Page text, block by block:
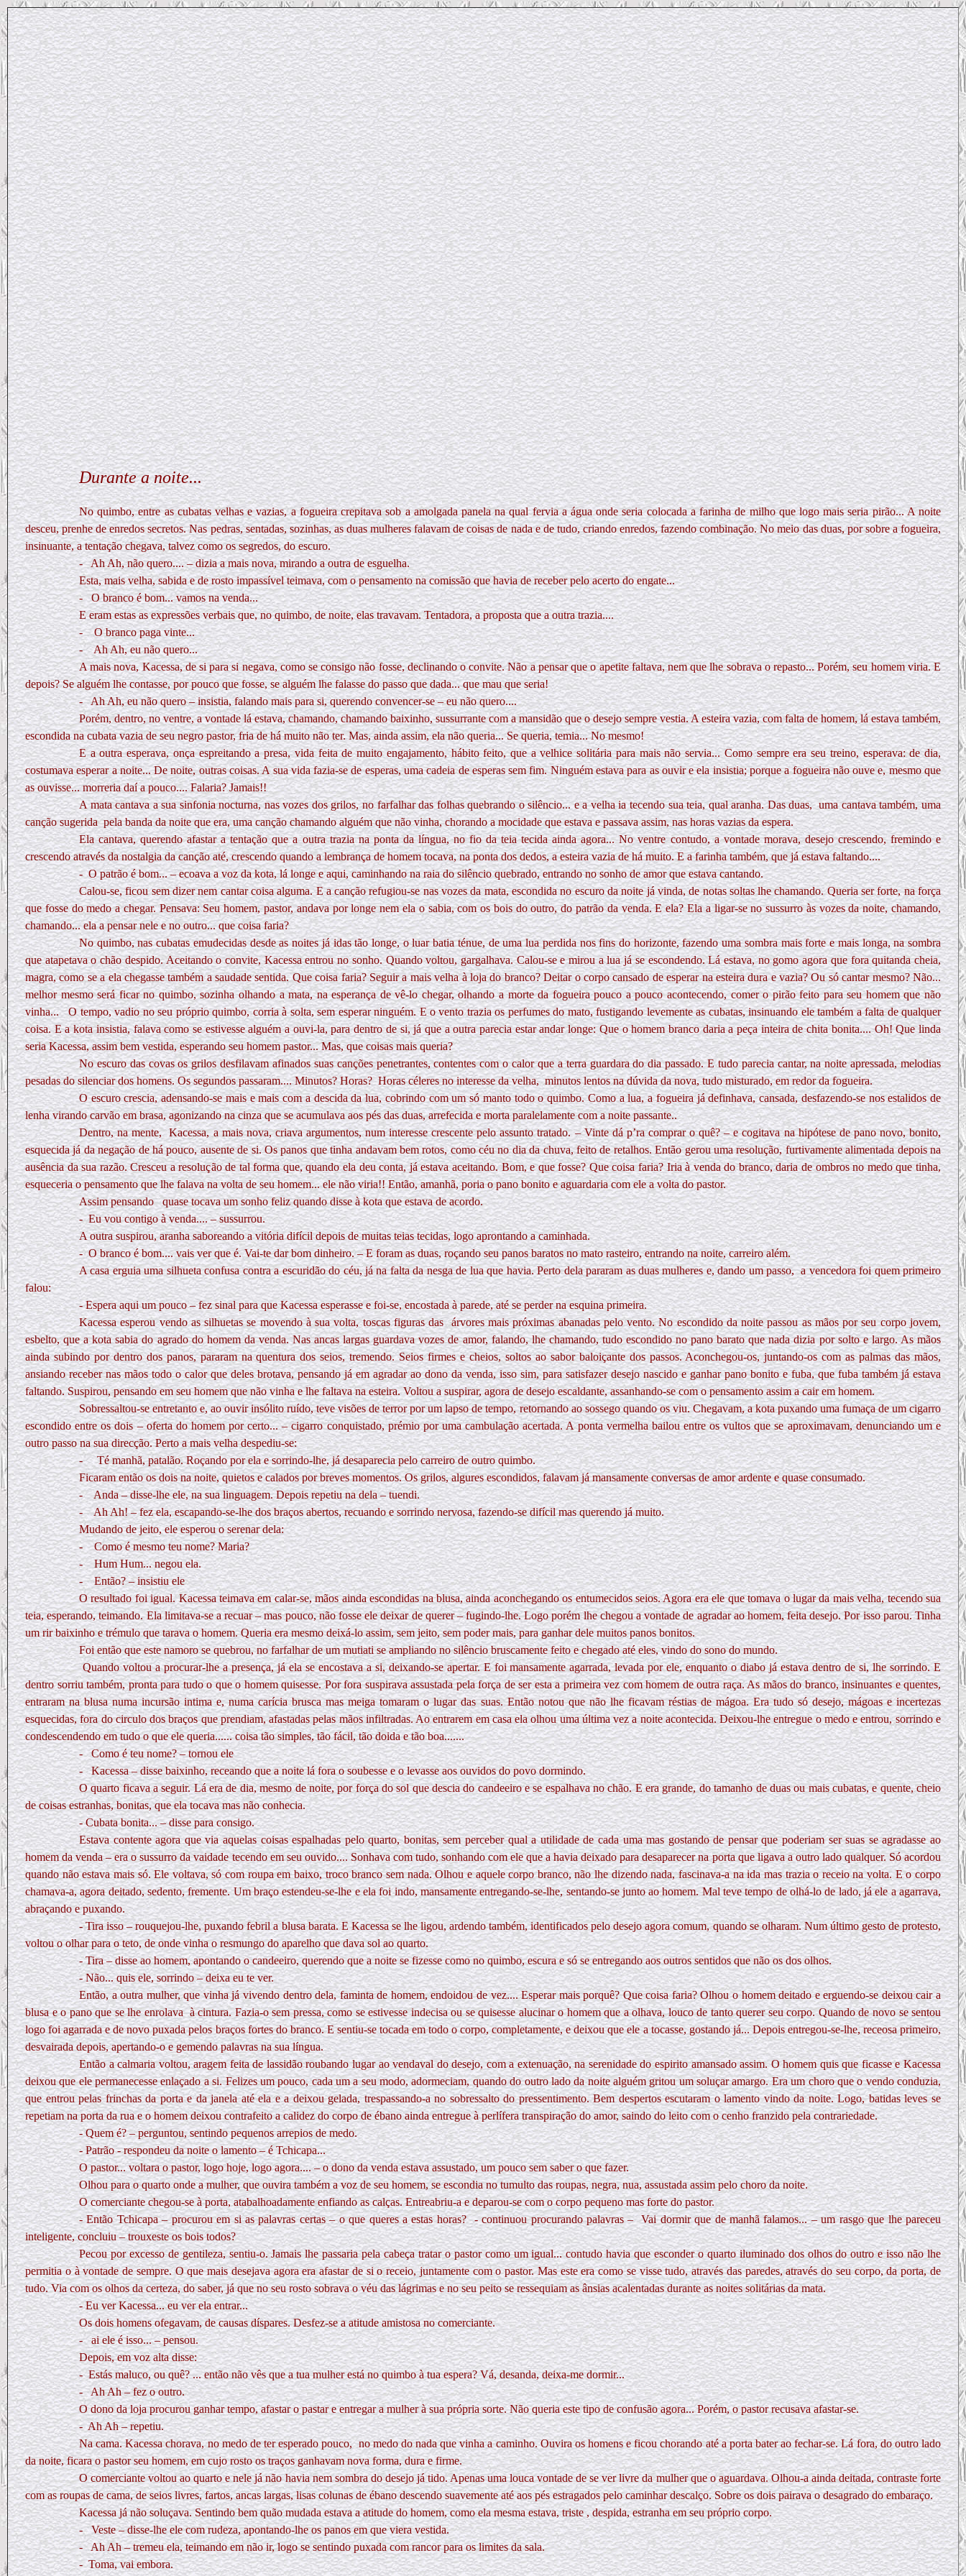
Durante a noite...
No quimbo, entre as cubatas velhas e vazias, a fogueira crepitava sob a amolgada panela na qual fervia a água onde seria colocada a farinha de milho que logo mais seria pirão... A noite
desceu, prenhe de enredos secretos. Nas pedras, sentadas, sozinhas, as duas mulheres falavam de coisas de nada e de tudo, criando enredos, fazendo combinação. No meio das duas, por sobre a fogueira,
insinuante, a tentação chegava, talvez como os segredos, do escuro.
-
Ah Ah, não quero.... – dizia a mais nova, mirando a outra de esguelha.
Esta, mais velha, sabida e de rosto impassível teimava, com o pensamento na comissão que havia de receber pelo acerto do engate...
-
O branco é bom... vamos na venda...
E eram estas as expressões verbais que, no quimbo, de noite, elas travavam. Tentadora, a proposta que a outra trazia....
- O branco paga vinte...
- Ah Ah, eu não quero...
A mais nova, Kacessa, de si para si negava, como se consigo não fosse, declinando o convite. Não a pensar que o apetite faltava, nem que lhe sobrava o repasto... Porém, seu homem viria. E
depois? Se alguém lhe contasse, por pouco que fosse, se alguém lhe falasse do passo que dada... que mau que seria!
-
Ah Ah, eu não quero – insistia, falando mais para si, querendo convencer-se – eu não quero....
Porém, dentro, no ventre, a vontade lá estava, chamando, chamando baixinho, sussurrante com a mansidão que o desejo sempre vestia. A esteira vazia, com falta de homem, lá estava também,
escondida na cubata vazia de seu negro pastor, fria de há muito não ter. Mas, ainda assim, ela não queria... Se queria, temia... No mesmo!
E a outra esperava, onça espreitando a presa, vida feita de muito engajamento, hábito feito, que a velhice solitária para mais não servia... Como sempre era seu treino, esperava: de dia,
costumava esperar a noite... De noite, outras coisas. A sua vida fazia-se de esperas, uma cadeia de esperas sem fim. Ninguém estava para as ouvir e ela insistia; porque a fogueira não ouve e, mesmo que
as ouvisse... morreria daí a pouco.... Falaria? Jamais!!
A mata cantava a sua sinfonia nocturna, nas vozes dos grilos, no farfalhar das folhas quebrando o silêncio... e a velha ia tecendo sua teia, qual aranha. Das duas, uma cantava também, uma
canção sugerida pela banda da noite que era, uma canção chamando alguém que não vinha, chorando a mocidade que estava e passava assim, nas horas vazias da espera.
Ela cantava, querendo afastar a tentação que a outra trazia na ponta da língua, no fio da teia tecida ainda agora... No ventre contudo, a vontade morava, desejo crescendo, fremindo e
crescendo através da nostalgia da canção até, crescendo quando a lembrança de homem tocava, na ponta dos dedos, a esteira vazia de há muito. E a farinha também, que já estava faltando....
- O patrão é bom... – ecoava a voz da kota, lá longe e aqui, caminhando na raia do silêncio quebrado, entrando no sonho de amor que estava cantando.
Calou-se, ficou sem dizer nem cantar coisa alguma. E a canção refugiou-se nas vozes da mata, escondida no escuro da noite já vinda, de notas soltas lhe chamando. Queria ser forte, na força
que fosse do medo a chegar. Pensava: Seu homem, pastor, andava por longe nem ela o sabia, com os bois do outro, do patrão da venda. E ela? Ela a ligar-se no sussurro às vozes da noite, chamando,
chamando... ela a pensar nele e no outro... que coisa faria?
No quimbo, nas cubatas emudecidas desde as noites já idas tão longe, o luar batia ténue, de uma lua perdida nos fins do horizonte, fazendo uma sombra mais forte e mais longa, na sombra
que atapetava o chão despido. Aceitando o convite, Kacessa entrou no sonho. Quando voltou, gargalhava. Calou-se e mirou a lua já se escondendo. Lá estava, no gomo agora que fora quitanda cheia,
magra, como se a ela chegasse também a saudade sentida. Que coisa faria? Seguir a mais velha à loja do branco? Deitar o corpo cansado de esperar na esteira dura e vazia? Ou só cantar mesmo? Não...
melhor mesmo será ficar no quimbo, sozinha olhando a mata, na esperança de vê-lo chegar, olhando a morte da fogueira pouco a pouco acontecendo, comer o pirão feito para seu homem que não
vinha...
O tempo, vadio no seu próprio quimbo, corria à solta, sem esperar ninguém. E o vento trazia os perfumes do mato, fustigando levemente as cubatas, insinuando ele também a falta de qualquer
coisa. E a kota insistia, falava como se estivesse alguém a ouvi-la, para dentro de si, já que a outra parecia estar andar longe: Que o homem branco daria a peça inteira de chita bonita.... Oh! Que linda
seria Kacessa, assim bem vestida, esperando seu homem pastor... Mas, que coisas mais queria?
No escuro das covas os grilos desfilavam afinados suas canções penetrantes, contentes com o calor que a terra guardara do dia passado. E tudo parecia cantar, na noite apressada, melodias
pesadas do silenciar dos homens. Os segundos passaram.... Minutos? Horas? Horas céleres no interesse da velha, minutos lentos na dúvida da nova, tudo misturado, em redor da fogueira.
O escuro crescia, adensando-se mais e mais com a descida da lua, cobrindo com um só manto todo o quimbo. Como a lua, a fogueira já definhava, cansada, desfazendo-se nos estalidos de
lenha virando carvão em brasa, agonizando na cinza que se acumulava aos pés das duas, arrefecida e morta paralelamente com a noite passante..
Dentro, na mente,
Kacessa, a mais nova, criava argumentos, num interesse crescente pelo assunto tratado. – Vinte dá p’ra comprar o quê? – e cogitava na hipótese de pano novo, bonito,
esquecida já da negação de há pouco, ausente de si. Os panos que tinha andavam bem rotos, como céu no dia da chuva, feito de retalhos. Então gerou uma resolução, furtivamente alimentada depois na
ausência da sua razão. Cresceu a resolução de tal forma que, quando ela deu conta, já estava aceitando. Bom, e que fosse? Que coisa faria? Iria à venda do branco, daria de ombros no medo que tinha,
esqueceria o pensamento que lhe falava na volta de seu homem... ele não viria!! Então, amanhã, poria o pano bonito e aguardaria com ele a volta do pastor.
Assim pensando
quase tocava um sonho feliz quando disse à kota que estava de acordo.
- Eu vou contigo à venda.... – sussurrou.
A outra suspirou, aranha saboreando a vitória difícil depois de muitas teias tecidas, logo aprontando a caminhada.
- O branco é bom.... vais ver que é. Vai-te dar bom dinheiro. – E foram as duas, roçando seu panos baratos no mato rasteiro, entrando na noite, carreiro além.
A casa erguia uma silhueta confusa contra a escuridão do céu, já na falta da nesga de lua que havia. Perto dela pararam as duas mulheres e, dando um passo, a vencedora foi quem primeiro
falou:
- Espera aqui um pouco – fez sinal para que Kacessa esperasse e foi-se, encostada à parede, até se perder na esquina primeira.
Kacessa esperou vendo as silhuetas se movendo à sua volta, toscas figuras das
árvores mais próximas abanadas pelo vento. No escondido da noite passou as mãos por seu corpo jovem,
esbelto, que a kota sabia do agrado do homem da venda. Nas ancas largas guardava vozes de amor, falando, lhe chamando, tudo escondido no pano barato que nada dizia por solto e largo. As mãos
ainda subindo por dentro dos panos, pararam na quentura dos seios, tremendo. Seios firmes e cheios, soltos ao sabor baloiçante dos passos. Aconchegou-os, juntando-os com as palmas das mãos,
ansiando receber nas mãos todo o calor que deles brotava, pensando já em agradar ao dono da venda, isso sim, para satisfazer desejo nascido e ganhar pano bonito e fuba, que fuba também já estava
faltando. Suspirou, pensando em seu homem que não vinha e lhe faltava na esteira. Voltou a suspirar, agora de desejo escaldante, assanhando-se com o pensamento assim a cair em homem.
Sobressaltou-se entretanto e, ao ouvir insólito ruído, teve visões de terror por um lapso de tempo, retornando ao sossego quando os viu. Chegavam, a kota puxando uma fumaça de um cigarro
escondido entre os dois – oferta do homem por certo... – cigarro conquistado, prémio por uma cambulação acertada. A ponta vermelha bailou entre os vultos que se aproximavam, denunciando um e
outro passo na sua direcção. Perto a mais velha despediu-se:
-
Té manhã, patalão. Roçando por ela e sorrindo-lhe, já desaparecia pelo carreiro de outro quimbo.
Ficaram então os dois na noite, quietos e calados por breves momentos. Os grilos, algures escondidos, falavam já mansamente conversas de amor ardente e quase consumado.
- Anda – disse-lhe ele, na sua linguagem. Depois repetiu na dela – tuendi.
- Ah Ah! – fez ela, escapando-se-lhe dos braços abertos, recuando e sorrindo nervosa, fazendo-se difícil mas querendo já muito.
Mudando de jeito, ele esperou o serenar dela:
- Como é mesmo teu nome? Maria?
- Hum Hum... negou ela.
-
Então? – insistiu ele
O resultado foi igual. Kacessa teimava em calar-se, mãos ainda escondidas na blusa, ainda aconchegando os entumecidos seios. Agora era ele que tomava o lugar da mais velha, tecendo sua
teia, esperando, teimando. Ela limitava-se a recuar – mas pouco, não fosse ele deixar de querer – fugindo-lhe. Logo porém lhe chegou a vontade de agradar ao homem, feita desejo. Por isso parou. Tinha
um rir baixinho e trémulo que tarava o homem. Queria era mesmo deixá-lo assim, sem jeito, sem poder mais, para ganhar dele muitos panos bonitos.
Foi então que este namoro se quebrou, no farfalhar de um mutiati se ampliando no silêncio bruscamente feito e chegado até eles, vindo do sono do mundo.
Quando voltou a procurar-lhe a presença, já ela se encostava a si, deixando-se apertar. E foi mansamente agarrada, levada por ele, enquanto o diabo já estava dentro de si, lhe sorrindo. E
dentro sorriu também, pronta para tudo o que o homem quisesse. Por fora suspirava assustada pela força de ser esta a primeira vez com homem de outra raça. As mãos do branco, insinuantes e quentes,
entraram na blusa numa incursão intima e, numa carícia brusca mas meiga tomaram o lugar das suas. Então notou que não lhe ficavam réstias de mágoa. Era tudo só desejo, mágoas e incertezas
esquecidas, fora do circulo dos braços que prendiam, afastadas pelas mãos infiltradas. Ao entrarem em casa ela olhou uma última vez a noite acontecida. Deixou-lhe entregue o medo e entrou, sorrindo e
condescendendo em tudo o que ele queria...... coisa tão simples, tão fácil, tão doida e tão boa.......
- Como é teu nome? – tornou ele
-
Kacessa – disse baixinho, receando que a noite lá fora o soubesse e o levasse aos ouvidos do povo dormindo.
O quarto ficava a seguir. Lá era de dia, mesmo de noite, por força do sol que descia do candeeiro e se espalhava no chão. E era grande, do tamanho de duas ou mais cubatas, e quente, cheio
de coisas estranhas, bonitas, que ela tocava mas não conhecia.
- Cubata bonita... – disse para consigo.
Estava contente agora que via aquelas coisas espalhadas pelo quarto, bonitas, sem perceber qual a utilidade de cada uma mas gostando de pensar que poderiam ser suas se agradasse ao
homem da venda – era o sussurro da vaidade tecendo em seu ouvido.... Sonhava com tudo, sonhando com ele que a havia deixado para desaparecer na porta que ligava a outro lado qualquer. Só acordou
quando não estava mais só. Ele voltava, só com roupa em baixo, troco branco sem nada. Olhou e aquele corpo branco, não lhe dizendo nada, fascinava-a na ida mas trazia o receio na volta. E o corpo
chamava-a, agora deitado, sedento, fremente. Um braço estendeu-se-lhe e ela foi indo, mansamente entregando-se-lhe, sentando-se junto ao homem. Mal teve tempo de olhá-lo de lado, já ele a agarrava,
abraçando e puxando.
- Tira isso – rouquejou-lhe, puxando febril a blusa barata. E Kacessa se lhe ligou, ardendo também, identificados pelo desejo agora comum, quando se olharam. Num último gesto de protesto,
voltou o olhar para o teto, de onde vinha o resmungo do aparelho que dava sol ao quarto.
- Tira – disse ao homem, apontando o candeeiro, querendo que a noite se fizesse como no quimbo, escura e só se entregando aos outros sentidos que não os dos olhos.
- Não... quis ele, sorrindo – deixa eu te ver.
Então, a outra mulher, que vinha já vivendo dentro dela, faminta de homem, endoidou de vez.... Esperar mais porquê? Que coisa faria? Olhou o homem deitado e erguendo-se deixou cair a
blusa e o pano que se lhe enrolava à cintura. Fazia-o sem pressa, como se estivesse indecisa ou se quisesse alucinar o homem que a olhava, louco de tanto querer seu corpo. Quando de novo se sentou
logo foi agarrada e de novo puxada pelos braços fortes do branco. E sentiu-se tocada em todo o corpo, completamente, e deixou que ele a tocasse, gostando já... Depois entregou-se-lhe, receosa primeiro,
desvairada depois, apertando-o e gemendo palavras na sua língua.
Então a calmaria voltou, aragem feita de lassidão roubando lugar ao vendaval do desejo, com a extenuação, na serenidade do espirito amansado assim. O homem quis que ficasse e Kacessa
deixou que ele permanecesse enlaçado a si. Felizes um pouco, cada um a seu modo, adormeciam, quando do outro lado da noite alguém gritou um soluçar amargo. Era um choro que o vendo conduzia,
que entrou pelas frinchas da porta e da janela até ela e a deixou gelada, trespassando-a no sobressalto do pressentimento. Bem despertos escutaram o lamento vindo da noite. Logo, batidas leves se
repetiam na porta da rua e o homem deixou contrafeito a calidez do corpo de ébano ainda entregue à perlífera transpiração do amor, saindo do leito com o cenho franzido pela contrariedade.
- Quem é? – perguntou, sentindo pequenos arrepios de medo.
- Patrão - respondeu da noite o lamento – é Tchicapa...
O pastor... voltara o pastor, logo hoje, logo agora.... – o dono da venda estava assustado, um pouco sem saber o que fazer.
Olhou para o quarto onde a mulher, que ouvira também a voz de seu homem, se escondia no tumulto das roupas, negra, nua, assustada assim pelo choro da noite.
O comerciante chegou-se à porta, atabalhoadamente enfiando as calças. Entreabriu-a e deparou-se com o corpo pequeno mas forte do pastor.
- Então Tchicapa – procurou em si as palavras certas – o que queres a estas horas?
- continuou procurando palavras –
Vai dormir que de manhã falamos... – um rasgo que lhe pareceu
inteligente, concluiu – trouxeste os bois todos?
Pecou por excesso de gentileza, sentiu-o. Jamais lhe passaria pela cabeça tratar o pastor como um igual... contudo havia que esconder o quarto iluminado dos olhos do outro e isso não lhe
permitia o à vontade de sempre. O que mais desejava agora era afastar de si o receio, juntamente com o pastor. Mas este era como se visse tudo, através das paredes, através do seu corpo, da porta, de
tudo. Via com os olhos da certeza, do saber, já que no seu rosto sobrava o véu das lágrimas e no seu peito se ressequiam as ânsias acalentadas durante as noites solitárias da mata.
- Eu ver Kacessa... eu ver ela entrar...
Os dois homens ofegavam, de causas díspares. Desfez-se a atitude amistosa no comerciante.
-
ai ele é isso... – pensou.
Depois, em voz alta disse:
- Estás maluco, ou quê? ... então não vês que a tua mulher está no quimbo à tua espera? Vá, desanda, deixa-me dormir...
-
Ah Ah – fez o outro.
O dono da loja procurou ganhar tempo, afastar o pastar e entregar a mulher à sua própria sorte. Não queria este tipo de confusão agora... Porém, o pastor recusava afastar-se.
- Ah Ah – repetiu.
Na cama. Kacessa chorava, no medo de ter esperado pouco, no medo do nada que vinha a caminho. Ouvira os homens e ficou chorando até a porta bater ao fechar-se. Lá fora, do outro lado
da noite, ficara o pastor seu homem, em cujo rosto os traços ganhavam nova forma, dura e firme.
O comerciante voltou ao quarto e nele já não havia nem sombra do desejo já tido. Apenas uma louca vontade de se ver livre da mulher que o aguardava. Olhou-a ainda deitada, contraste forte
com as roupas de cama, de seios livres, fartos, ancas largas, lisas colunas de ébano descendo suavemente até aos pés estragados pelo caminhar descalço. Sobre os dois pairava o desagrado do embaraço.
Kacessa já não soluçava. Sentindo bem quão mudada estava a atitude do homem, como ela mesma estava, triste , despida, estranha em seu próprio corpo.
-
Veste – disse-lhe ele com rudeza, apontando-lhe os panos em que viera vestida.
-
Ah Ah – tremeu ela, teimando em não ir, logo se sentindo puxada com rancor para os limites da sala.
- Toma, vai embora.